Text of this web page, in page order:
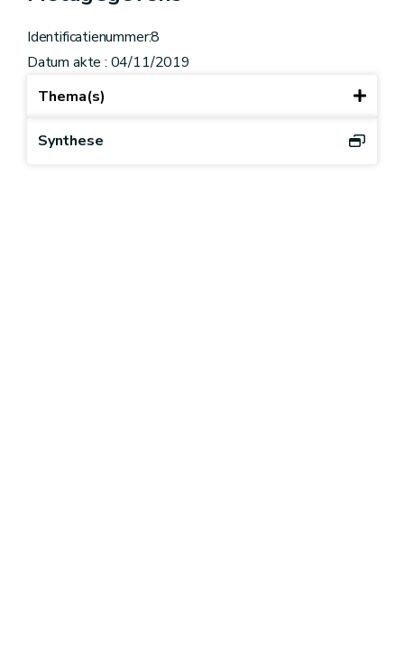
Identificatienummer:8
Datum akte : 04/11/2019
Thema(s)
Synthese